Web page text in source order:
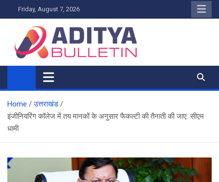
to
Friday, August 7, 2026
Home
उत्तराखंड
इंजीनियरिंग कॉलेज में तय मानकों के अनुसार फैकल्टी की तैनाती की जाए: सीएम
धामी